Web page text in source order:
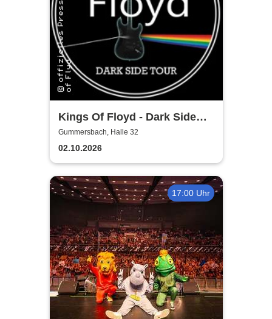
Kings Of Floyd - Dark Side
Tour
Gummersbach, Halle 32
02.10.2026
17:00 Uhr